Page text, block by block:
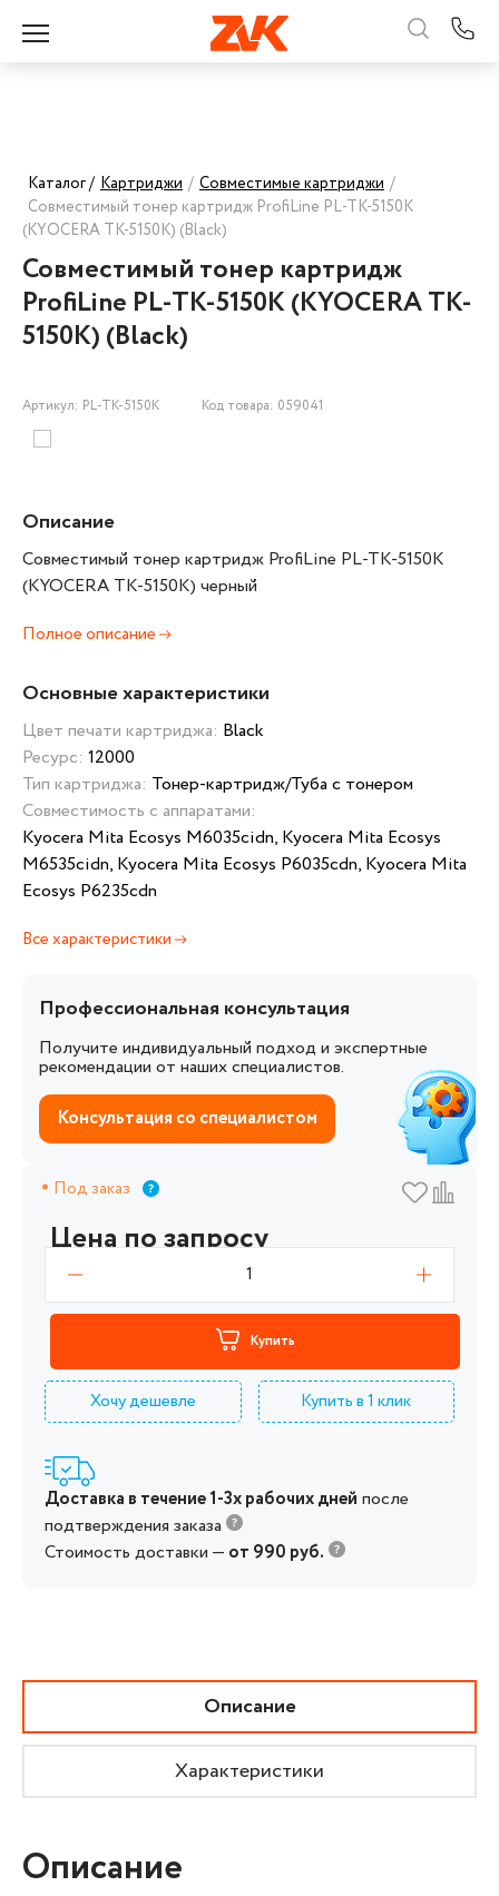
Каталог / Картриджи / Совместимые картриджи /
Совместимый тонер картридж ProfiLine PL-TK-5150K
(KYOCERA TK-5150K) (Black)
Совместимый тонер картридж
ProfiLine PL-TK-5150K (KYOCERA TK-
5150K) (Black)
Артикул: PL-TK-5150K Код товара: 059041
Описание
Совместимый тонер картридж ProfiLine PL-TK-5150K
(KYOCERA TK-5150K) черный
Полное описание
Основные характеристики
Цвет печати картриджа: Black
Ресурс: 12000
Тип картриджа: Тонер-картридж/Туба с тонером
Совместимость с аппаратами:
Kyocera Mita Ecosys M6035cidn, Kyocera Mita Ecosys
M6535cidn, Kyocera Mita Ecosys P6035cdn, Kyocera Mita
Ecosys P6235cdn
Все характеристики
Профессиональная консультация
Получите индивидуальный подход и экспертные
рекомендации от наших специалистов.
Консультация со специалистом
Под заказ
Цена по запросу
1
Купить
Хочу дешевле Купить в 1 клик
Доставка в течение 1-3х рабочих дней после
подтверждения заказа
Стоимость доставки — от 990 руб.
Описание
Характеристики
Описание